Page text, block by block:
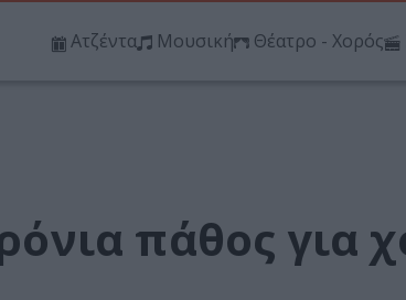
Ατζέντα Μουσική Θέατρο - Χορός
πάθος για